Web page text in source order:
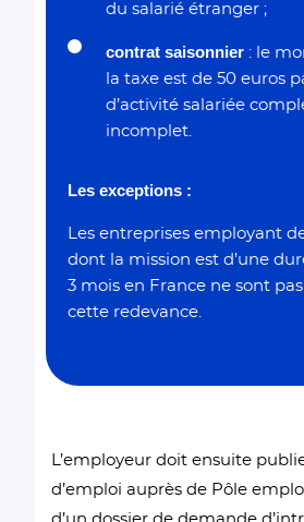
du salarié étranger ;
contrat saisonnier : le
la taxe est de 50 euros
d’activité salariée
incomplet.
Les exceptions :
Les entreprises employant
dont la mission est d’une
3 mois en France ne sont
cette redevance.
L’employeur doit ensuite
d’emploi auprès de Pôle